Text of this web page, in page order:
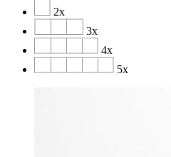
2х
3х
4х
5х